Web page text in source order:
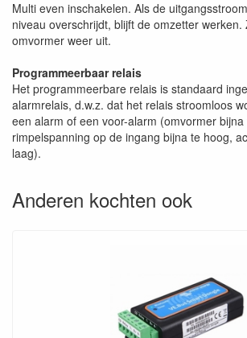
Multi even inschakelen. Als de
niveau overschrijdt, blijft de omzetter
omvormer weer uit.
Programmeerbaar relais
Het programmeerbare relais is standaard
alarmrelais, d.w.z. dat het relais stroomloos
een alarm of een voor-alarm (omvormer bijna
rimpelspanning op de ingang bijna te hoog,
laag).
Anderen kochten ook